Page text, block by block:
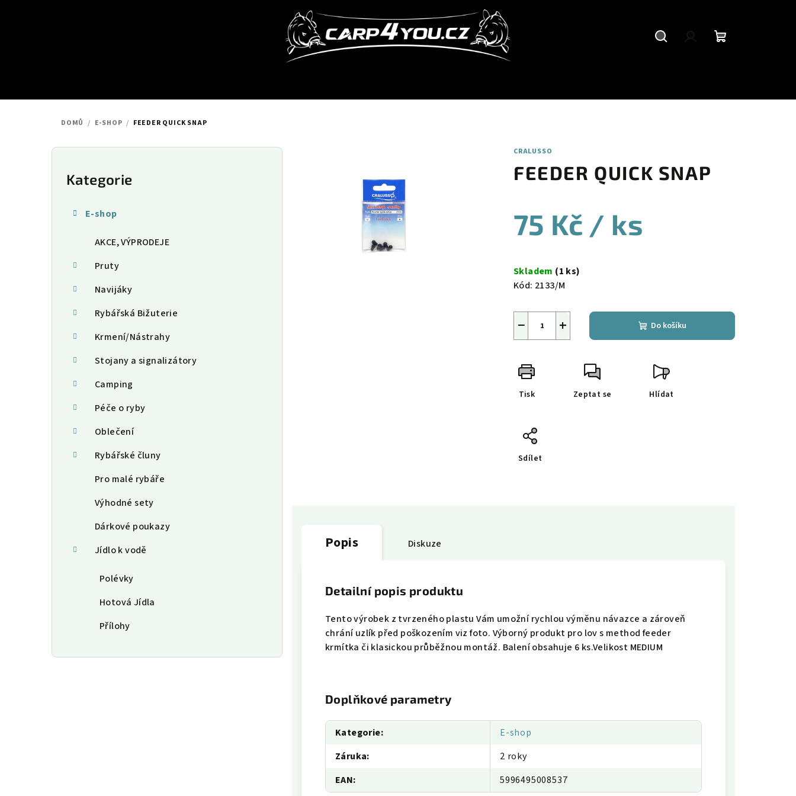
DOMŮ / E-SHOP / FEEDER QUICK SNAP
P
Přeskočit
kategorie
Kategorie
E-shop
AKCE, VÝPRODEJE
Pruty
Navijáky
Rybářská Bižuterie
Krmení/Nástrahy
Stojany a signalizátory
Camping
Péče o ryby
Oblečení
Rybářské čluny
Pro malé rybáře
Výhodné sety
Dárkové poukazy
Jídlo k vodě
Polévky
Hotová Jídla
Přílohy
CRALUSSO
FEEDER QUICK SNAP
75 Kč / ks
cena:
Skladem (1 ks)
Kód: 2133/M
+
− Do košíku
Tisk Zeptat se Hlídat
Sdílet
Popis Diskuze
Detailní popis produktu
Tento výrobek z tvrzeného plastu Vám umožní rychlou výměnu návazce a zároveň
chrání uzlík před poškozením viz foto. Výborný produkt pro lov s method feeder
krmítka či klasickou průběžnou montáž. Balení obsahuje 6 ks.Velikost MEDIUM
Doplňkové parametry
Kategorie:
E-shop
Záruka:
2 roky
EAN: 5996495008537